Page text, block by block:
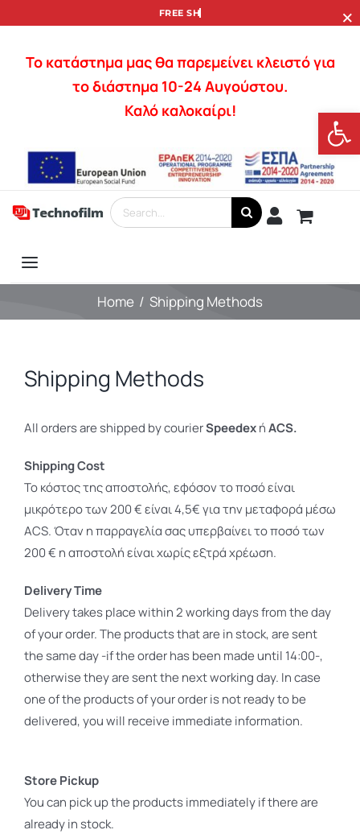
contentΤο κατάστημα μας θα παρεμείνει κλειστό για
το διάστημα 10-24 Αυγούστου.
Καλό καλοκαίρι!
Search
for:
Toggle
Navigation
Photography
Printers
Home Shipping Methods
Shipping Methods
All orders are shipped by courierSpeedexήACS.
Shipping Cost
Το κόστος της αποστολής, εφόσον το ποσό είναι
μικρότερο των 200 € είναι 4,5€ για την μεταφορά μέσω
ACS. Όταν η παρραγελία σας υπερβαίνει το ποσό των
200 € η αποστολή είναι χωρίς εξτρά χρέωση.
Delivery Time
Delivery takes place within 2 working days from the day
of your order. The products that are in stock, are sent
the same day -if the order has been made until 14:00-,
otherwise they are sent the next working day. In case
one of the products of your order is not ready to be
delivered, you will receive immediate information.
Store Pickup
You can pick up the products immediately if there are
already in stock.
×
Απολύτως
απαραίτητα
cookies
επιτρέπουν
βασικές
λειτουργίες του
ιστότοπου,
όπως τη
ιστότοπος δεν